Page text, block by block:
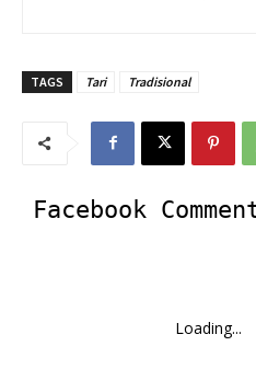
TAGS Tari Tradisional
Facebook
Loading...